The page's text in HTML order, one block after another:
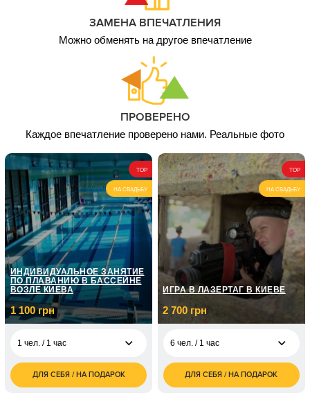
ЗАМЕНА ВПЕЧАТЛЕНИЯ
Можно обменять на другое впечатление
ПРОВЕРЕНО
Каждое впечатление проверено нами. Реальные фото
TOP
НА СВАДЬБУ
ИНДИВИДУАЛЬНОЕ ЗАНЯТИЕ
ПО ПЛАВАНИЮ В БАССЕЙНЕ
ВОЗЛЕ КИЕВА
1 100 грн
1 чел. / 1 час
1 100
грн
ДЛЯ СЕБЯ / НА ПОДАРОК
TOP
НА СВАДЬБУ
ИГРА В ЛАЗЕРТАГ В КИЕВЕ
2 700 грн
6 чел. / 1 час
2 700
грн
ДЛЯ СЕБЯ / НА ПОДАРОК